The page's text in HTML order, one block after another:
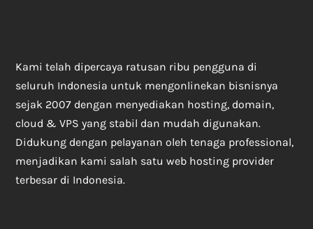
Kami telah dipercaya ratusan ribu pengguna di
seluruh Indonesia untuk mengonlinekan bisnisnya
sejak 2007 dengan menyediakan hosting, domain,
cloud & VPS yang stabil dan mudah digunakan.
Didukung dengan pelayanan oleh tenaga professional,
menjadikan kami salah satu web hosting provider
terbesar di Indonesia.